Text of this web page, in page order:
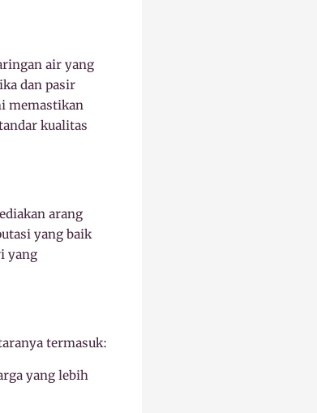
air yang
dan pasir
memastikan
kualitas
arang
yang baik
yang
termasuk:
yang lebih